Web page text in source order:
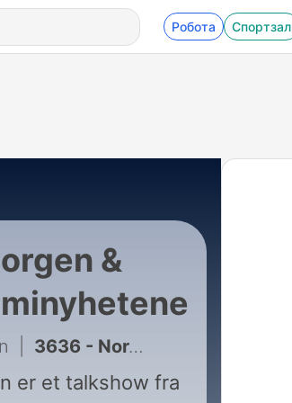
Робота Спортзал
&
3636 - Nordic Semi-sjefen om minnesjokk og satellittvekst + Paretos oljeanalytiker med Hormuz-rapport
er et talkshow fra